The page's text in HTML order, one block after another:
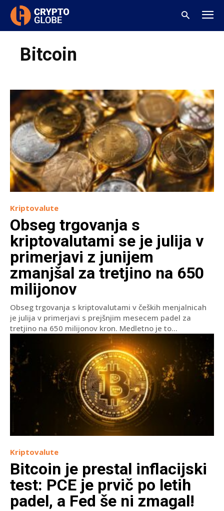
Bitcoin
Kriptovalute
Obseg trgovanja s
kriptovalutami se je julija v
primerjavi z junijem
zmanjšal za tretjino na 650
milijonov
Obseg trgovanja s kriptovalutami v čeških menjalnicah
je julija v primerjavi s prejšnjim mesecem padel za
tretjino na 650 milijonov kron. Medletno je to...
Kriptovalute
Bitcoin je prestal inflacijski
test: PCE je prvič po letih
padel, a Fed še ni zmagal!